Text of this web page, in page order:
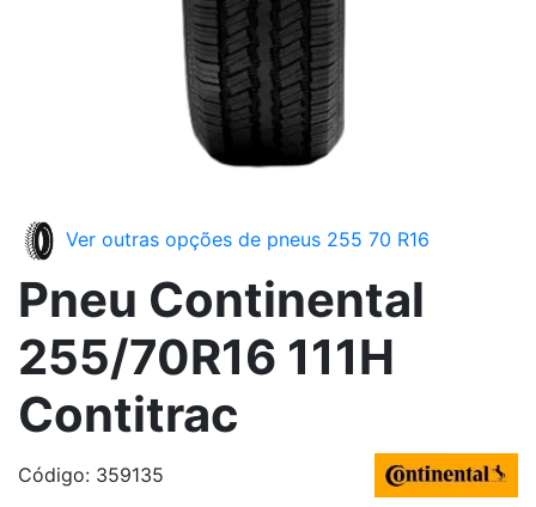
Ver outras opções de pneus 255 70 R16
Pneu Continental
255/70R16 111H
Contitrac
Código: 359135